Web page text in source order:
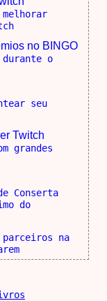
melhorar
no BINGO
o
seu
Twitch
grandes
Conserta
do
parceiros na